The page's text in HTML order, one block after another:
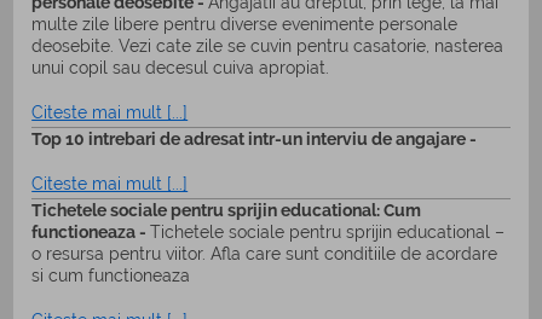
multe zile libere pentru diverse evenimente personale
deosebite. Vezi cate zile se cuvin pentru casatorie, nasterea
unui copil sau decesul cuiva apropiat.
Citeste mai mult [...]
Top 10 intrebari de adresat intr-un interviu de angajare -
Citeste mai mult [...]
Tichetele sociale pentru sprijin educational: Cum
functioneaza -Tichetele sociale pentru sprijin educational –
o resursa pentru viitor. Afla care sunt conditiile de acordare
si cum functioneaza